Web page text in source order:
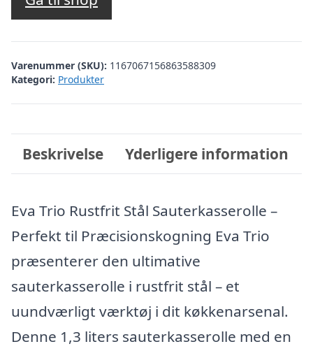
var:
kr. 499,95.kr. 199,95.
Varenummer (SKU): 1167067156863588309
Kategori: Produkter
Beskrivelse Yderligere information
Eva Trio Rustfrit Stål Sauterkasserolle –
Perfekt til Præcisionskogning Eva Trio
præsenterer den ultimative
sauterkasserolle i rustfrit stål – et
uundværligt værktøj i dit køkkenarsenal.
Denne 1,3 liters sauterkasserolle med en